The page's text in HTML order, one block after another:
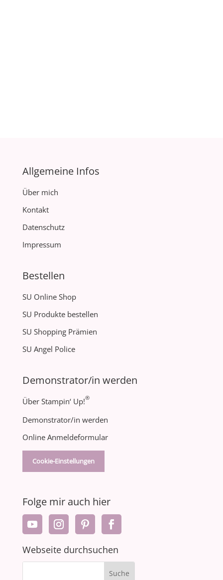
Allgemeine Infos
Über mich
Kontakt
Datenschutz
Impressum
Bestellen
SU Online Shop
SU Produkte bestellen
SU Shopping Prämien
SU Angel Police
Demonstrator/in werden
Über Stampin‘ Up!®
Demonstrator/in werden
Online Anmeldeformular
Cookie-Einstellungen
Folge mir auch hier
Webseite durchsuchen